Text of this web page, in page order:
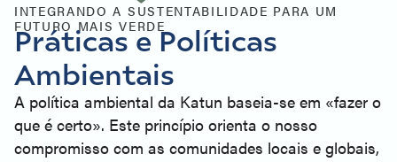
INTEGRANDO A SUSTENTABILIDADE PARA UM
FUTURO MAIS VERDE
Práticas e Políticas
Ambientais
A política ambiental da Katun baseia-se em «fazer o
que é certo». Este princípio orienta o nosso
compromisso com as comunidades locais e globais,